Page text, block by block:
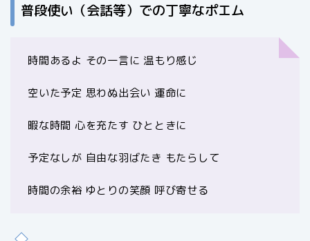
普段使い（会話等）での丁寧なポエム
時間あるよ その一言に 温もり感じ
空いた予定 思わぬ出会い 運命に
暇な時間 心を充たす ひとときに
予定なしが 自由な羽ばたき もたらして
時間の余裕 ゆとりの笑顔 呼び寄せる